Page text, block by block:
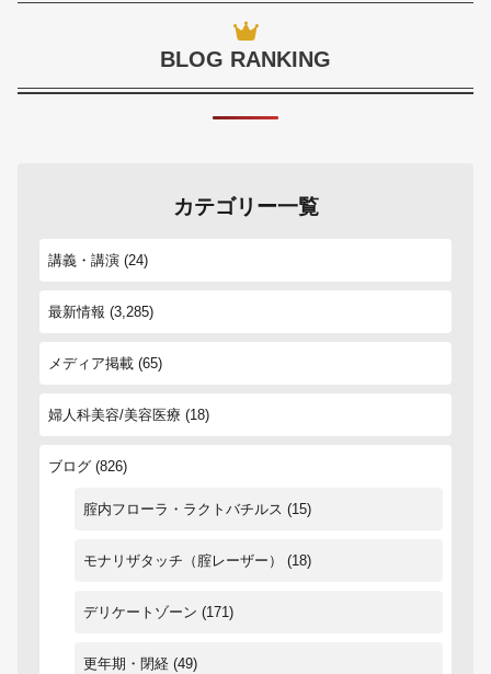
BLOG RANKING
カテゴリー一覧
講義・講演 (24)
最新情報 (3,285)
メディア掲載 (65)
婦人科美容/美容医療 (18)
ブログ (826)
腟内フローラ・ラクトバチルス (15)
モナリザタッチ（腟レーザー） (18)
デリケートゾーン (171)
更年期・閉経 (49)